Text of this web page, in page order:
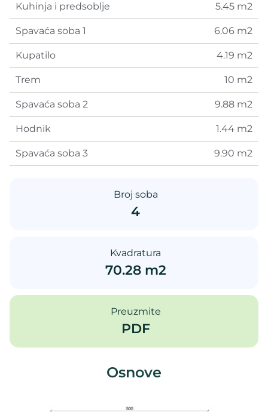
Kuhinja i predsoblje 5.45 m2
Spavaća soba 1 6.06 m2
Kupatilo 4.19 m2
Trem 10 m2
Spavaća soba 2 9.88 m2
Hodnik 1.44 m2
Spavaća soba 3 9.90 m2
Broj soba
4
Kvadratura
70.28 m2
Preuzmite
PDF
Osnove